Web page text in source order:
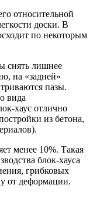
относительной
доски. В
по некоторым
снять лишнее
на «задней»
пазы.
вида
хаус отлично
из бетона,
менее 10%. Такая
блок-хауса
грибковых
от деформации.